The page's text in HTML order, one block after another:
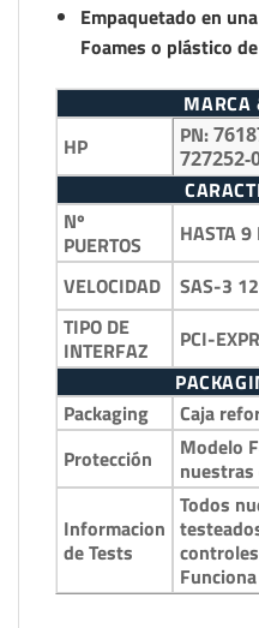
Empaquetado en
Foames o plástico
MARCA
HP
PN:
727252-
Nº
PUERTOS
HASTA 9
VELOCIDAD
SAS-3
TIPO DE
INTERFAZ
PCI-
Packaging
Caja
Protección
Modelo
Informacion
de Tests
Todos